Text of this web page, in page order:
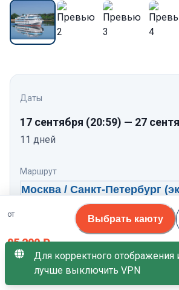
Даты
17 сентября (20:59) — 27
11 дней
Маршрут
Москва / Санкт-Петербург
Рускеала - Сортавала) →
→ Соловецкие острова (3
→ Мышкин → Москва
Нажмите, чтобы посмотреть
Теплоход
от
95 200₽
за 1 гостя
Выбрать каюту
Для корректного
лучше выключить VPN